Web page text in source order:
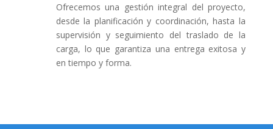
Ofrecemos una gestión integral del proyecto,
desde la planificación y coordinación, hasta la
supervisión y seguimiento del traslado de la
carga, lo que garantiza una entrega exitosa y
en tiempo y forma.